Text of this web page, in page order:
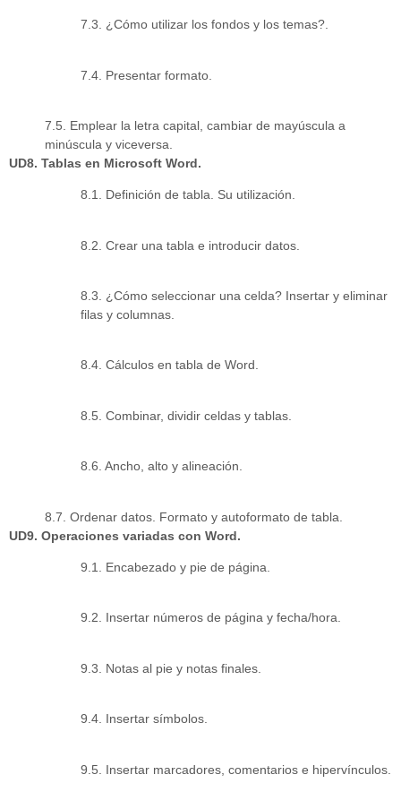
7.3. ¿Cómo utilizar los fondos y los temas?.
7.4. Presentar formato.
7.5. Emplear la letra capital, cambiar de mayúscula a
minúscula y viceversa.
UD8. Tablas en Microsoft Word.
8.1. Definición de tabla. Su utilización.
8.2. Crear una tabla e introducir datos.
8.3. ¿Cómo seleccionar una celda? Insertar y eliminar
filas y columnas.
8.4. Cálculos en tabla de Word.
8.5. Combinar, dividir celdas y tablas.
8.6. Ancho, alto y alineación.
8.7. Ordenar datos. Formato y autoformato de tabla.
UD9. Operaciones variadas con Word.
9.1. Encabezado y pie de página.
9.2. Insertar números de página y fecha/hora.
9.3. Notas al pie y notas finales.
9.4. Insertar símbolos.
9.5. Insertar marcadores, comentarios e hipervínculos.